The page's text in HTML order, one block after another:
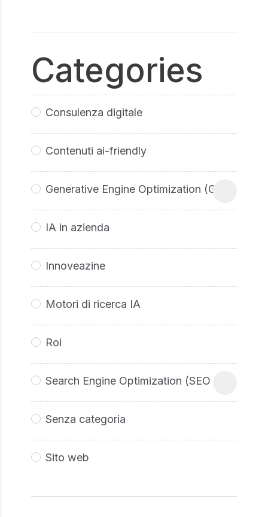
Categories
Consulenza digitale
Contenuti ai-friendly
Generative Engine Optimization (GEO
IA in azienda
Innoveazine
Motori di ricerca IA
Roi
Search Engine Optimization (SEO
Senza categoria
Sito web